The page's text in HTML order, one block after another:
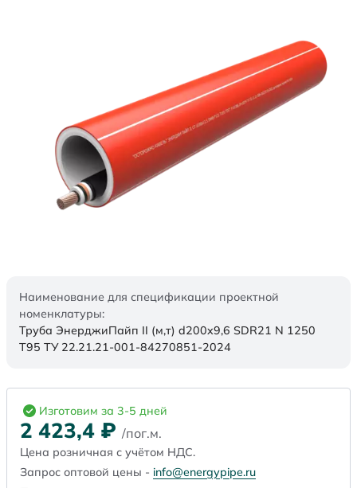
Наименование для спецификации проектной
номенклатуры:
Труба ЭнерджиПайп II (м,т) d200x9,6 SDR21 N 1250
Т95 ТУ 22.21.21-001-84270851-2024
Изготовим за 3-5 дней
2 423,4 ₽ /пог.м.
Цена розничная с учётом НДС.
Запрос оптовой цены - info@energypipe.ru